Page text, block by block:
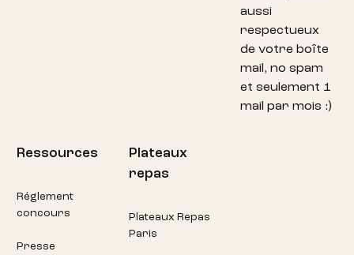
aussi
respectueux
de votre boîte
mail, no spam
et seulement 1
mail par mois :)
Ressources
Réglement
concours
Presse
Plateaux
repas
Plateaux Repas
Paris